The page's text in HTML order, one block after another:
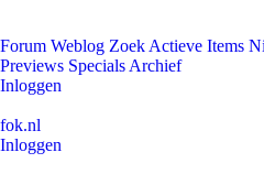
Forum Weblog Zoek Actieve Items
Previews Specials Archief
Inloggen
fok.nl
Inloggen